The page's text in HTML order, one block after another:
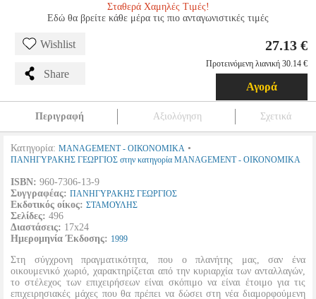
Σταθερά Χαμηλές Τιμές!
Εδώ θα βρείτε κάθε μέρα τις πιο ανταγωνιστικές τιμές
Wishlist
Share
27.13 €
Προτεινόμενη λιανική 30.14 €
Αγορά
Περιγραφή Αξιολόγηση Σχετικά
Κατηγορία: MANAGEMENT - ΟΙΚΟΝΟΜΙΚΑ •
ΠΑΝΗΓΥΡΑΚΗΣ ΓΕΩΡΓΙΟΣ στην κατηγορία MANAGEMENT - ΟΙΚΟΝΟΜΙΚΑ
ISBN: 960-7306-13-9
Συγγραφέας: ΠΑΝΗΓΥΡΑΚΗΣ ΓΕΩΡΓΙΟΣ
Εκδοτικός οίκος: ΣΤΑΜΟΥΛΗΣ
Σελίδες: 496
Διαστάσεις: 17x24
Ημερομηνία Έκδοσης: 1999
Στη σύγχρονη πραγματικότητα, που ο πλανήτης μας, σαν ένα
οικουμενικό χωριό, χαρακτηρίζεται από την κυριαρχία των ανταλλαγών,
το στέλεχος των επιχειρήσεων είναι σκόπιμο να είναι έτοιμο για τις
επιχειρησιακές μάχες που θα πρέπει να δώσει στη νέα διαμορφούμενη